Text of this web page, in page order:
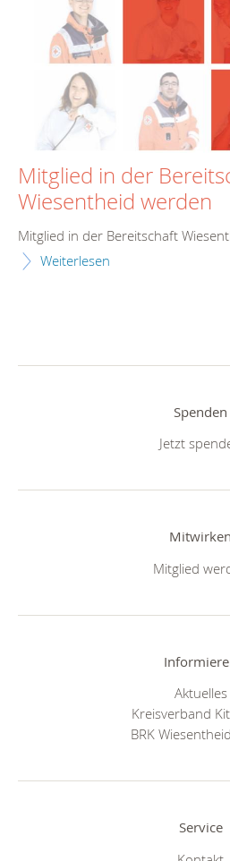
Mitglied in der
Wiesentheid werden
Mitglied in der Bereitschaft
Weiterlesen
Spenden
Jetzt
Mitwirken
Mitglied
Aktuelles
Kreisverband
BRK
Service